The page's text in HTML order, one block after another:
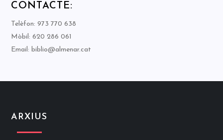
CONTACTE:
Telèfon: 973 770 638
Mòbil: 620 286 061
Email: biblio@almenar.cat
ARXIUS